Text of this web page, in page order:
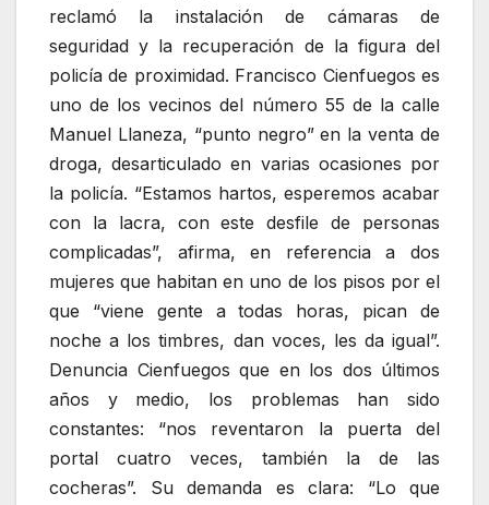
reclamó la instalación de cámaras de
seguridad y la recuperación de la figura del
policía de proximidad. Francisco Cienfuegos es
uno de los vecinos del número 55 de la calle
Manuel Llaneza, “punto negro” en la venta de
droga, desarticulado en varias ocasiones por
la policía. “Estamos hartos, esperemos acabar
con la lacra, con este desfile de personas
complicadas”, afirma, en referencia a dos
mujeres que habitan en uno de los pisos por el
que “viene gente a todas horas, pican de
noche a los timbres, dan voces, les da igual”.
Denuncia Cienfuegos que en los dos últimos
años y medio, los problemas han sido
constantes: “nos reventaron la puerta del
portal cuatro veces, también la de las
cocheras”. Su demanda es clara: “Lo que